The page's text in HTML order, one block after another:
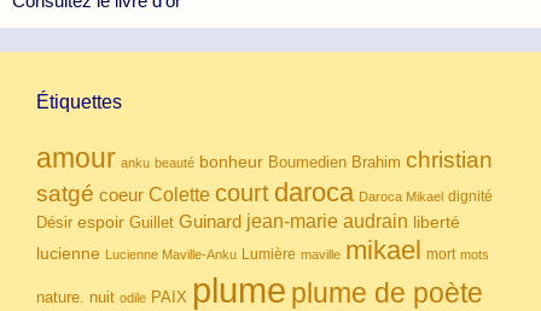
Étiquettes
amour anku beauté bonheur Boumedien Brahim christian
satgé coeur Colette court daroca Daroca Mikael dignité
Désir espoir Guillet Guinard jean-marie audrain liberté
lucienne Lucienne Maville-Anku Lumière maville mikael mort mots
nature. nuit odile PAIX plume plume de poète